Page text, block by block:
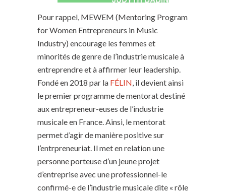
Pour rappel, MEWEM (Mentoring Program
for Women Entrepreneurs in Music
Industry) encourage les femmes et
minorités de genre de l’industrie musicale à
entreprendre et à affirmer leur leadership.
Fondé en 2018 par la FÉLIN, il devient ainsi
le premier programme de mentorat destiné
aux entrepreneur-euses de l’industrie
musicale en France. Ainsi, le mentorat
permet d’agir de manière positive sur
l’entrpreneuriat. Il met en relation une
personne porteuse d’un jeune projet
d’entreprise avec une professionnel-le
confirmé-e de l’industrie musicale dite « rôle